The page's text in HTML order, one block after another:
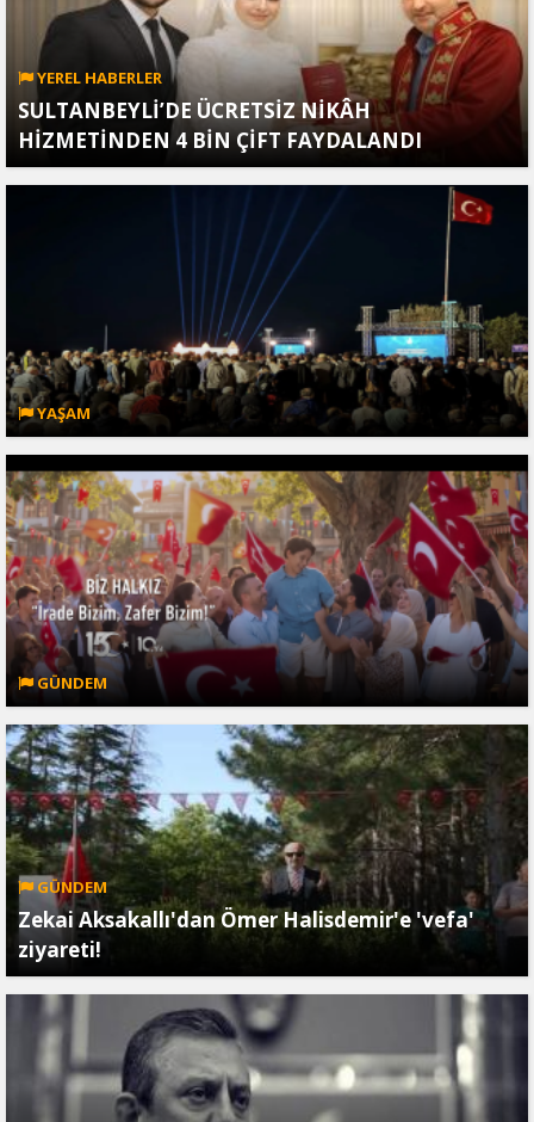
YEREL HABERLER
SULTANBEYLİ’DE ÜCRETSİZ NİKÂH
HİZMETİNDEN 4 BİN ÇİFT FAYDALANDI
YAŞAM
GÜNDEM
GÜNDEM
Zekai Aksakallı'dan Ömer Halisdemir'e 'vefa'
ziyareti!